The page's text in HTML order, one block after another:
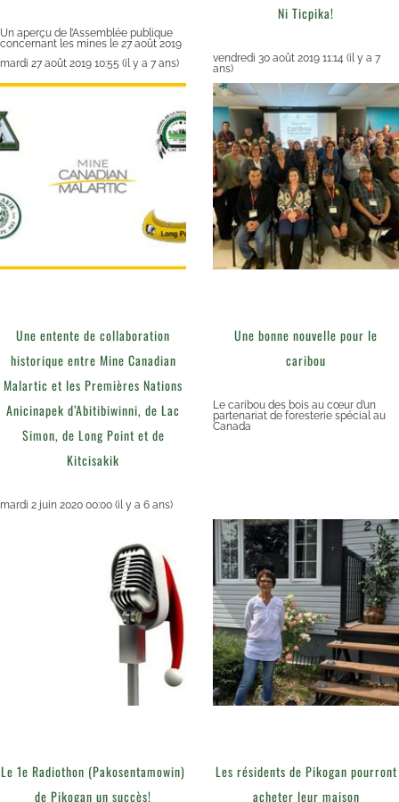
Un aperçu de l’Assemblée publique
concernant les mines le 27 août 2019
mardi 27 août 2019 10:55 (il y a 7 ans)
Ni Ticpika!
vendredi 30 août 2019 11:14 (il y a 7
ans)
Une entente de collaboration
historique entre Mine Canadian
Malartic et les Premières Nations
Anicinapek d’Abitibiwinni, de Lac
Simon, de Long Point et de
Kitcisakik
mardi 2 juin 2020 00:00 (il y a 6 ans)
Une bonne nouvelle pour le
caribou
Le caribou des bois au cœur d’un
partenariat de foresterie spécial au
Canada
Le 1e Radiothon (Pakosentamowin)
de Pikogan un succès!
Les résidents de Pikogan pourront
acheter leur maison